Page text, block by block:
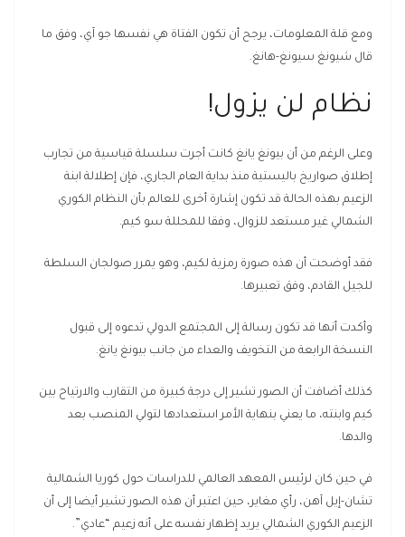
ومع قلة المعلومات، يرجح أن تكون الفتاة هي نفسها جو آي، وفق ما
قال شيونغ سيونغ-هانغ.
نظام لن يزول!
وعلى الرغم من أن بيونغ يانغ كانت أجرت سلسلة قياسية من تجارب
إطلاق صواريخ باليستية منذ بداية العام الجاري، فإن إطلالة ابنة
الزعيم بهذه الحالة قد تكون إشارة أخرى للعالم بأن النظام الكوري
الشمالي غير مستعد للزوال، وفقا للمحللة سو كيم.
فقد أوضحت أن هذه صورة رمزية لكيم، وهو يمرر صولجان السلطة
للجيل القادم، وفق تعبيرها.
وأكدت أنها قد تكون رسالة إلى المجتمع الدولي تدعوه إلى قبول
النسخة الرابعة من التخويف والعداء من جانب بيونغ يانغ.
كذلك أضافت أن الصور تشير إلى درجة كبيرة من التقارب والارتياح بين
كيم وابنته، ما يعني بنهاية الأمر استعدادها لتولي المنصب بعد
والدها.
في حين كان لرئيس المعهد العالمي للدراسات حول كوريا الشمالية
تشان-إيل آهن، رأي مغاير، حين اعتبر أن هذه الصور تشير أيضا إلى أن
الزعيم الكوري الشمالي يريد إظهار نفسه على أنه زعيم “عادي”.